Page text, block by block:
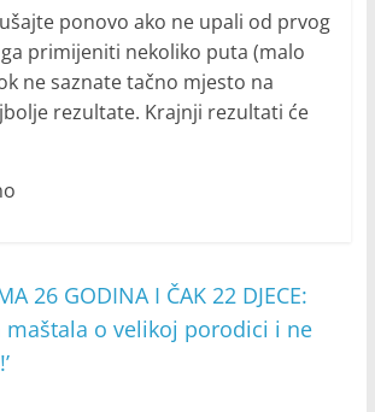
ponovo ako ne upali od prvog
primijeniti nekoliko puta (malo
ne saznate tačno mjesto na
rezultate. Krajnji rezultati će
26 GODINA I ČAK 22 DJECE:
maštala o velikoj porodici i ne